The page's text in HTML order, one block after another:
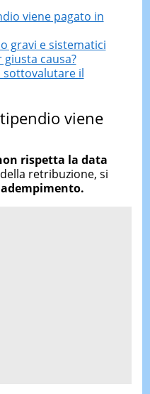
viene pagato in
gravi e sistematici
causa?
sottovalutare il
viene
rispetta la data
retribuzione, si